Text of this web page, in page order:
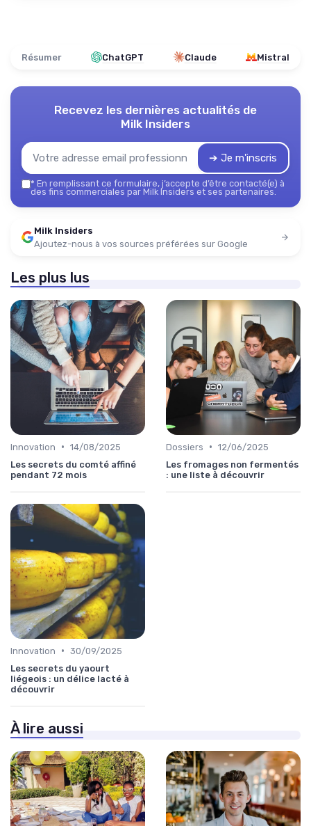
Résumer ChatGPT Claude Mistral
Recevez les dernières actualités de
Milk Insiders
➔ Je m'inscris
* En remplissant ce formulaire, j’accepte d’être contacté(e) à
des fins commerciales par Milk Insiders et ses partenaires.
Milk Insiders
Ajoutez-nous à vos sources préférées sur Google
Les plus lus
Innovation • 14/08/2025
Les secrets du comté affiné
pendant 72 mois
Dossiers • 12/06/2025
Les fromages non fermentés
: une liste à découvrir
Innovation • 30/09/2025
Les secrets du yaourt
liégeois : un délice lacté à
découvrir
À lire aussi